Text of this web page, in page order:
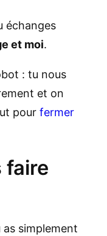
échanges
et moi.
: tu nous
et on
pour fermer
faire
simplement